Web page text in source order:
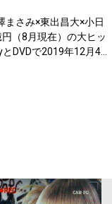
まさみ×東出昌大×小日
（8月現在）の大ヒッ
DVDで2019年12月4日
、東出昌大、小日向文